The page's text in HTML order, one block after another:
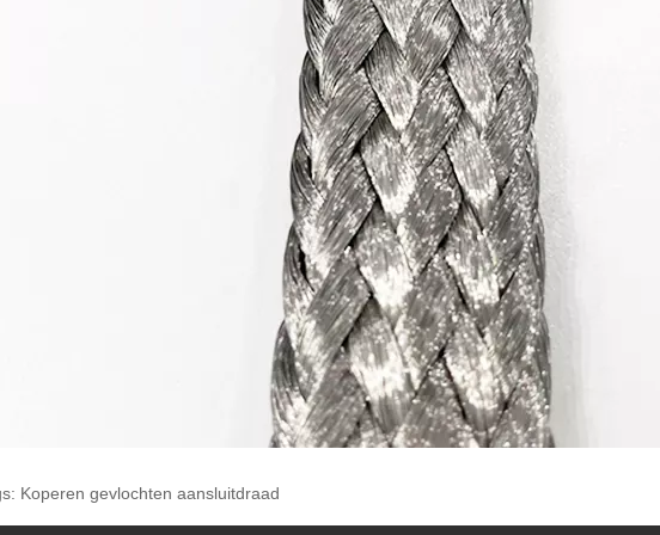
Koperen gevlochten aansluitdraad